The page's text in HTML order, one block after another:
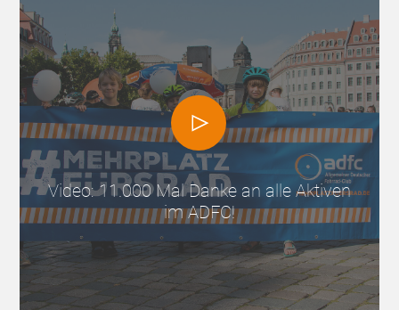
Video: 11.000 Mal Danke an alle Aktiven
im ADFC!